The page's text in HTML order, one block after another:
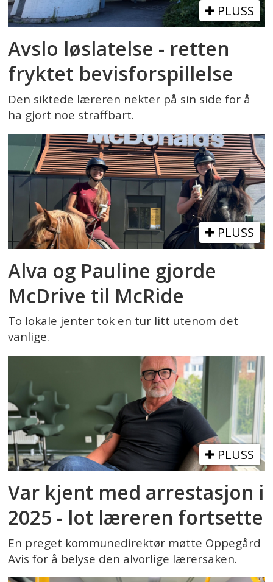
PLUSS
Avslo løslatelse - retten
fryktet bevisforspillelse
Den siktede læreren nekter på sin side for å
ha gjort noe straffbart.
PLUSS
Alva og Pauline gjorde
McDrive til McRide
To lokale jenter tok en tur litt utenom det
vanlige.
PLUSS
Var kjent med arrestasjon i
2025 - lot læreren fortsette
En preget kommunedirektør møtte Oppegård
Avis for å belyse den alvorlige lærersaken.